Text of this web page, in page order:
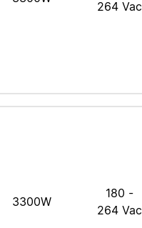
264 Vac
3300W
180 -
264 Vac